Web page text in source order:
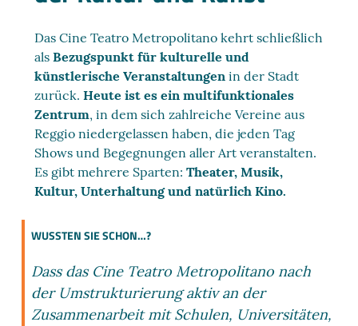
Das Cine Teatro Metropolitano kehrt schließlich
alsBezugspunkt für kulturelle und
künstlerische Veranstaltungen in der Stadt
zurück.Heute ist es ein multifunktionales
Zentrum, in dem sich zahlreiche Vereine aus
Reggio niedergelassen haben, die jeden Tag
Shows und Begegnungen aller Art veranstalten.
Es gibt mehrere Sparten:Theater, Musik,
Kultur, Unterhaltung und natürlich Kino.
WUSSTEN SIE SCHON…?
Dass das Cine Teatro Metropolitano nach
der Umstrukturierung aktiv an der
Zusammenarbeit mit Schulen, Universitäten,